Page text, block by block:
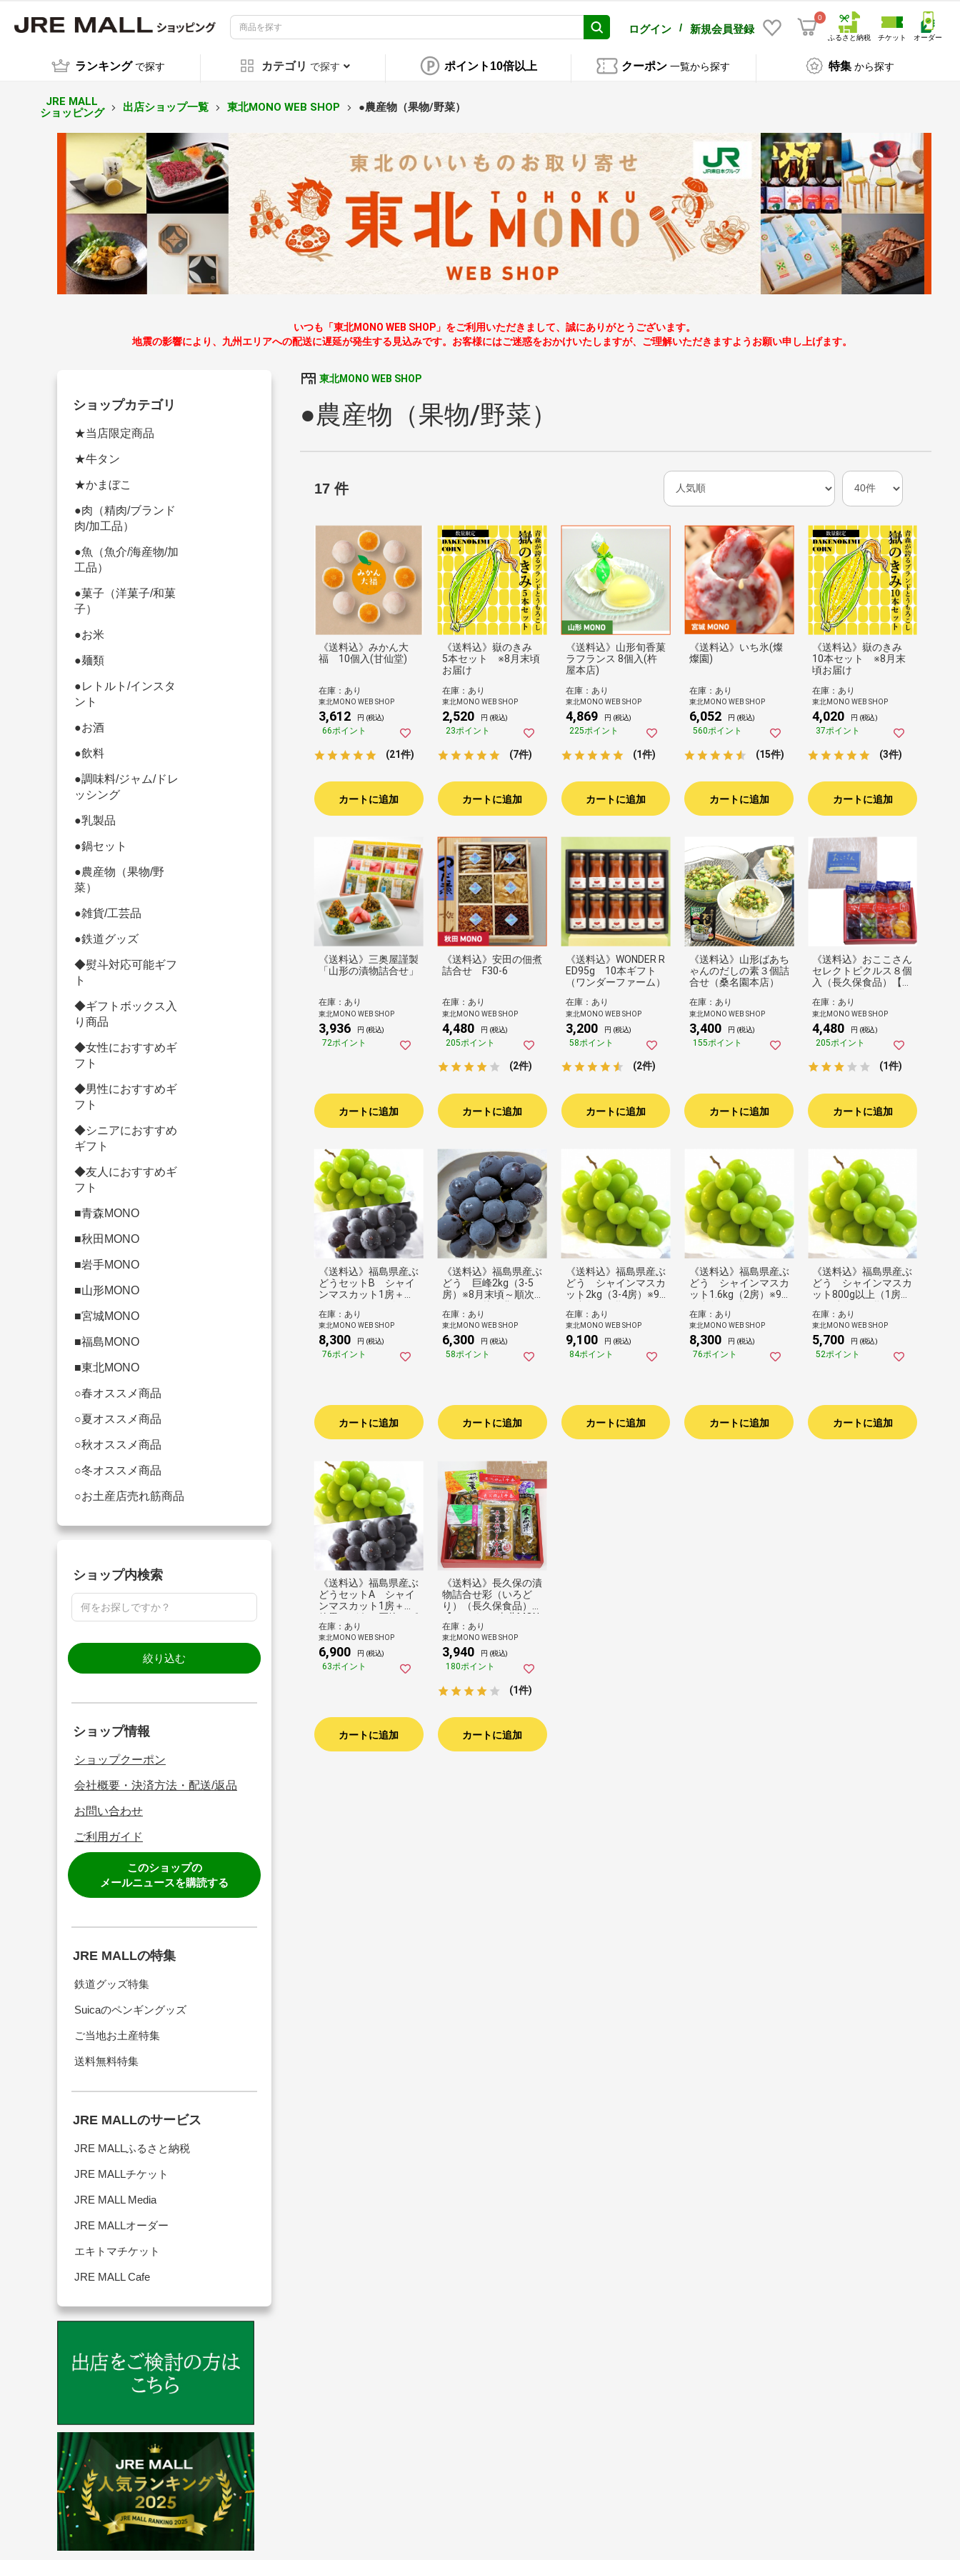
ログイン / 新規会員登録
0
ふるさと納税 チケット オーダー
ランキング で探す カテゴリ で探す ポイント10倍以上 クーポン 一覧から探す 特集 から探す
JRE MALL
ショッピング
出店ショップ一覧 東北MONO WEB SHOP ●農産物（果物/野菜）
いつも「東北MONO WEB SHOP」をご利用いただきまして、誠にありがとうございます。
地震の影響により、九州エリアへの配送に遅延が発生する見込みです。お客様にはご迷惑をおかけいたしますが、ご理解いただきますようお願い申し上げます。
ショップカテゴリ
★当店限定商品
★牛タン
★かまぼこ
●肉（精肉/ブランド
肉/加工品）
●魚（魚介/海産物/加
工品）
●菓子（洋菓子/和菓
子）
●お米
●麺類
●レトルト/インスタ
ント
●お酒
●飲料
●調味料/ジャム/ドレ
ッシング
●乳製品
●鍋セット
●農産物（果物/野
菜）
●雑貨/工芸品
●鉄道グッズ
◆熨斗対応可能ギフ
ト
◆ギフトボックス入
り商品
◆女性におすすめギ
フト
◆男性におすすめギ
フト
◆シニアにおすすめ
ギフト
◆友人におすすめギ
フト
■青森MONO
■秋田MONO
■岩手MONO
■山形MONO
■宮城MONO
■福島MONO
■東北MONO
○春オススメ商品
○夏オススメ商品
○秋オススメ商品
○冬オススメ商品
○お土産店売れ筋商品
ショップ内検索
絞り込む
ショップ情報
ショップクーポン
会社概要・決済方法・配送/返品
お問い合わせ
ご利用ガイド
このショップの
メールニュースを購読する
JRE MALLの特集
鉄道グッズ特集
Suicaのペンギングッズ
ご当地お土産特集
送料無料特集
JRE MALLのサービス
JRE MALLふるさと納税
JRE MALLチケット
JRE MALL Media
JRE MALLオーダー
エキトマチケット
JRE MALL Cafe
東北MONO WEB SHOP
●農産物（果物/野菜）
17 件
《送料込》みかん大
福 10個入(甘仙堂)
在庫：あり
東北MONO WEB SHOP
3,612 円 (税込)
66ポイント
(21件)
カートに追加
《送料込》嶽のきみ
5本セット ※8月末頃
お届け
在庫：あり
東北MONO WEB SHOP
2,520 円 (税込)
23ポイント
(7件)
カートに追加
《送料込》山形旬香菓
ラフランス 8個入(杵
屋本店)
在庫：あり
東北MONO WEB SHOP
4,869 円 (税込)
225ポイント
(1件)
カートに追加
《送料込》いち氷(燦
燦園)
在庫：あり
東北MONO WEB SHOP
6,052 円 (税込)
560ポイント
(15件)
カートに追加
《送料込》嶽のきみ
10本セット ※8月末
頃お届け
在庫：あり
東北MONO WEB SHOP
4,020 円 (税込)
37ポイント
(3件)
カートに追加
《送料込》三奥屋謹製
「山形の漬物詰合せ」
在庫：あり
東北MONO WEB SHOP
3,936 円 (税込)
72ポイント
カートに追加
《送料込》安田の佃煮
詰合せ F30-6
在庫：あり
東北MONO WEB SHOP
4,480 円 (税込)
205ポイント
(2件)
カートに追加
《送料込》WONDER R
ED95g 10本ギフト
（ワンダーファーム）
在庫：あり
東北MONO WEB SHOP
3,200 円 (税込)
58ポイント
(2件)
カートに追加
《送料込》山形ばあち
ゃんのだしの素３個詰
合せ（桑名園本店）
在庫：あり
東北MONO WEB SHOP
3,400 円 (税込)
155ポイント
カートに追加
《送料込》おここさん
セレクトピクルス８個
入（長久保食品）【し
画】
在庫：あり
東北MONO WEB SHOP
4,480 円 (税込)
205ポイント
(1件)
カートに追加
《送料込》福島県産ぶ
どうセットB シャイ
ンマスカット1房＋大
オーネ）2房※9月中旬
頃～順次お届け（片平
農園）
在庫：あり
東北MONO WEB SHOP
8,300 円 (税込)
76ポイント
カートに追加
《送料込》福島県産ぶ
どう 巨峰2kg（3-5
房）※8月末頃～順次
お届け（片平農園）
在庫：あり
東北MONO WEB SHOP
6,300 円 (税込)
58ポイント
カートに追加
《送料込》福島県産ぶ
どう シャインマスカ
ット2kg（3-4房）※9
月中旬頃～順次お届け
（片平農園）
在庫：あり
東北MONO WEB SHOP
9,100 円 (税込)
84ポイント
カートに追加
《送料込》福島県産ぶ
どう シャインマスカ
ット1.6kg（2房）※9
月中旬頃～順次お届け
（片平農園）
在庫：あり
東北MONO WEB SHOP
8,300 円 (税込)
76ポイント
カートに追加
《送料込》福島県産ぶ
どう シャインマスカ
ット800g以上（1房）
※9月中旬頃～順次お
届け（片平農園）
在庫：あり
東北MONO WEB SHOP
5,700 円 (税込)
52ポイント
カートに追加
《送料込》福島県産ぶ
どうセットA シャイ
ンマスカット1房＋大
粒黒ぶどう（巨峰orピ
オーネ）1房※9月中旬
頃～順次お届け（片平
農園）
在庫：あり
東北MONO WEB SHOP
6,900 円 (税込)
63ポイント
カートに追加
《送料込》長久保の漬
物詰合せ彩（いろど
り）（長久保食品）
【しんくみ×東北MON
O企画】
在庫：あり
東北MONO WEB SHOP
3,940 円 (税込)
180ポイント
(1件)
カートに追加